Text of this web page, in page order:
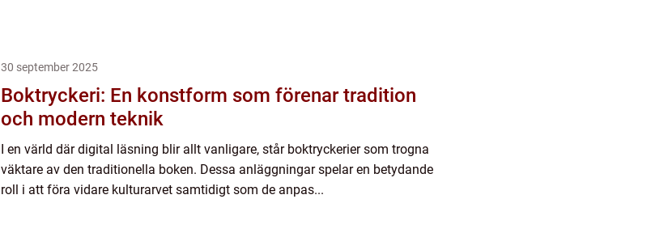
30 september 2025
Boktryckeri: En konstform som förenar tradition
och modern teknik
I en värld där digital läsning blir allt vanligare, står boktryckerier som trogna
väktare av den traditionella boken. Dessa anläggningar spelar en betydande
roll i att föra vidare kulturarvet samtidigt som de anpas...